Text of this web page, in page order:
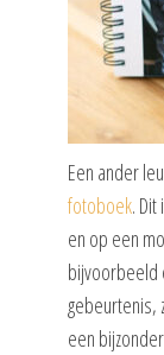
Een ander
fotoboek.
en op een
bijvoorbeeld
gebeurtenis,
een